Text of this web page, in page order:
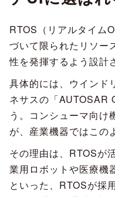
RTOS（リアルタイム
づいて限られたリソー
性を発揮するよう設計
具体的には、ウインド
ネサスの「AUTOSAR
う。コンシューマ向け
が、産業機器ではこの
その理由は、RTOSが
業用ロボットや医療機
といった、RTOSが採